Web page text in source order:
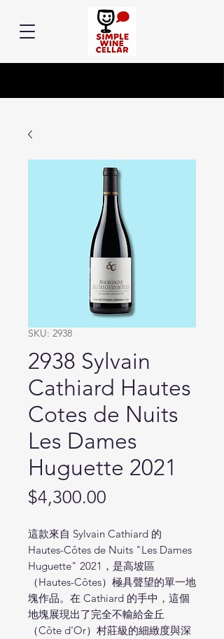
SKU: 2938
2938 Sylvain
Cathiard Hautes
Cotes de Nuits
Les Dames
Huguette 2021
$4,300.00
這款來自 Sylvain Cathiard 的
Hautes-Côtes de Nuits "Les Dames
Huguette" 2021，是高坡區
（Hautes-Côtes）極具聲望的單一地
塊作品。在 Cathiard 的手中，這個
地塊展現出了完全不輸給金丘
（Côte d'Or）村莊級的細緻度與深